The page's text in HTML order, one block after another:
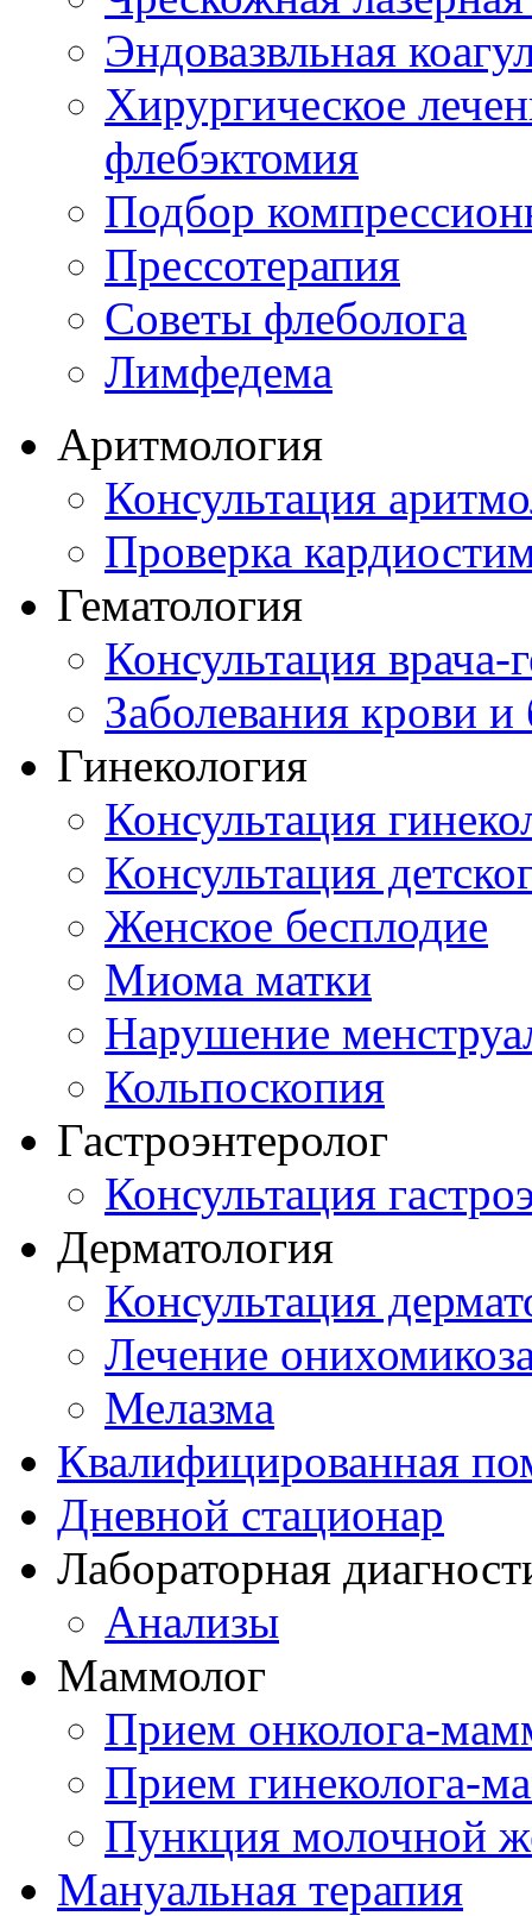
Эндовазвльная
Хирургическое
флебэктомия
Подбор
Прессотерапия
Советы флеболога
Лимфедема
Аритмология
Консультация
Проверка
Гематология
Консультация врача-
Заболевания крови и
Гинекология
Консультация
Консультация
Женское бесплодие
Миома матки
Нарушение
Кольпоскопия
Гастроэнтеролог
Консультация
Дерматология
Консультация
Лечение
Мелазма
Квалифицированная
Дневной стационар
Лабораторная
Анализы
Маммолог
Прием онколога-
Прием гинеколога-
Пункция молочной
Мануальная терапия